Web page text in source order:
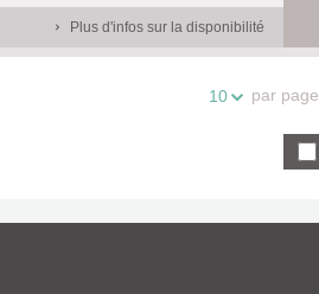
Plus d'infos sur la disponibilité
10 par page